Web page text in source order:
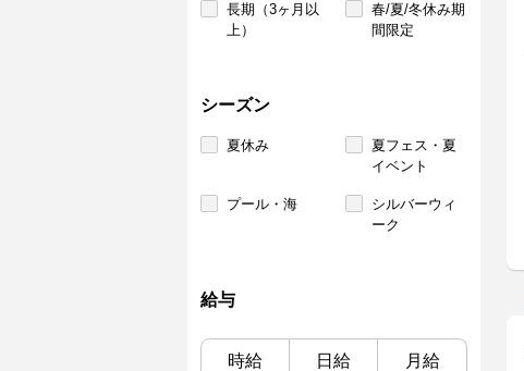
長期（3ヶ月以
上）
春/夏/冬休み期
間限定
シーズン
夏休み
夏フェス・夏
イベント
プール・海
シルバーウィ
ーク
給与
時給 日給 月給